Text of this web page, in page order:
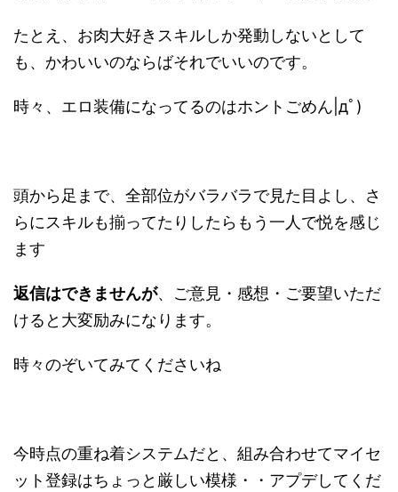
たとえ、お肉大好きスキルしか発動しないとして
も、かわいいのならばそれでいいのです。
時々、エロ装備になってるのはホントごめん|дﾟ)
頭から足まで、全部位がバラバラで見た目よし、さ
らにスキルも揃ってたりしたらもう一人で悦を感じ
ます
返信はできませんが、ご意見・感想・ご要望いただ
けると大変励みになります。
時々のぞいてみてくださいね
今時点の重ね着システムだと、組み合わせてマイセ
ット登録はちょっと厳しい模様・・アプデしてくだ